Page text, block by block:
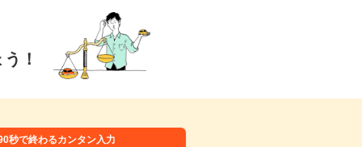
！
秒で終わるカンタン入力